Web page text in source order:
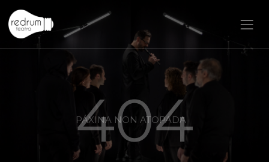
PÁXINA NON ATOPADA
404